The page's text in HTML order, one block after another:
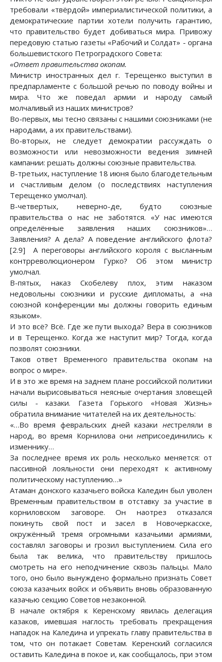
требовали «твёрдой» империалистической политики, а
демократические партии хотели получить гарантию,
что правительство будет добиваться мира. Привожу
передовую статью газеты «Рабочий и Солдат» - органа
большевистского Петроградского Совета:
«Ответ правительства окопам.
Министр иностранных дел г. Терещенко выступил в
предпарламенте с большой речью по поводу войны и
мира. Что же поведал армии и народу самый
молчаливый из наших министров?
Во-первых, мы тесно связаны с нашими союзниками (не
народами, а их правительствами).
Во-вторых, не следует демократии рассуждать о
возможности или невозможности ведения зимней
кампании: решать должны союзные правительства.
В-третьих, наступление 18 июня было благодетельным
и счастливым делом (о последствиях наступления
Терещенко умолчал).
В-четвертых, неверно-де, будто союзные
правительства о нас не заботятся. «У нас имеются
определённые заявления наших союзников»…
Заявления? А дела? А поведение английского флота?
[2.9] А переговоры английского короля с высланным
контрреволюционером Гурко? Об этом министр
умолчал.
В-пятых, наказ Скобелеву плох, этим наказом
недовольны союзники и русские дипломаты, а «на
союзной конференции мы должны говорить единым
языком».
И это всё? Всё. Где же пути выхода? Вера в союзников
и в Терещенко. Когда же наступит мир? Тогда, когда
позволят союзники.
Таков ответ Временного правительства окопам на
вопрос о мире».
И в это же время на заднем плане российской политики
начали вырисовываться неясные очертания зловещей
силы - казаки. Газета Горького «Новая Жизнь»
обратила внимание читателей на их деятельность:
«…Во время февральских дней казакинестреляли в
народ, во время Корнилова они неприсоединились к
изменнику…
За последнее время их роль несколько меняется: от
пассивной лояльности они переходят к активному
политическому наступлению…»
Атаман донского казачьего войска Каледин был уволен
Временным правительством в отставку за участие в
корниловском заговоре. Он наотрез отказался
покинуть свой пост и засел в Новочеркасске,
окружённый тремя огромными казачьими армиями,
составлял заговоры и грозил выступлением. Сила его
была так велика, что правительству пришлось
смотреть на его неподчинение сквозь пальцы. Мало
того, оно было вынуждено формально признать Совет
союза казачьих войск и объявить вновь образованную
казачью секцию Советов незаконной.
В начале октября к Керенскому явилась делегация
казаков, имевшая наглость требовать прекращения
нападок на Каледина и упрекать главу правительства в
том, что он потакает Советам. Керенский согласился
оставить Каледина в покое и, как сообщалось, при этом